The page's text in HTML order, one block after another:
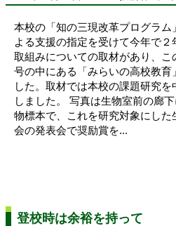
本校の「知の三現改革プログラム
よる支援の指定を受けて今年で
取組みについての取材があり、こ
号の中にある「みらいの高校教育
した。取材では本校の課題研究
しました。 写真は生物室前の廊
物標本で、これを研究対象にし
会の発表会で奨励賞を...
登校時は余裕を持って